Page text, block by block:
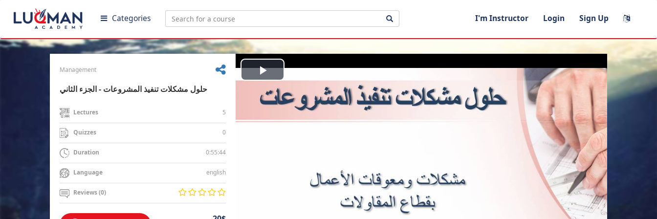
Categories I'm Instructor Login Sign Up
Management
حلول مشكلات تنفيذ المشروعات - الجزء الثاني
Lectures 5
Quizzes 0
Duration 0:55:44
Language english
Reviews (0)
Play
Video